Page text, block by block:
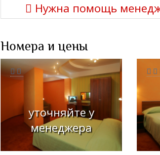
Нужна помощь
Номера и цены
уточняйте у
менеджера